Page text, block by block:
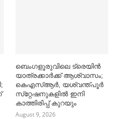
ബെംഗളൂരുവിലെ ട്രെയിൻ
യാത്രക്കാര്‍ക്ക് ആശ്വാസം;
കെഎസ്‌ആര്‍, യശ്വന്ത്പൂര്‍
സ്‌റ്റേഷനുകളില്‍ ഇനി
കാത്തിരിപ്പ് കുറയും
August 9, 2026